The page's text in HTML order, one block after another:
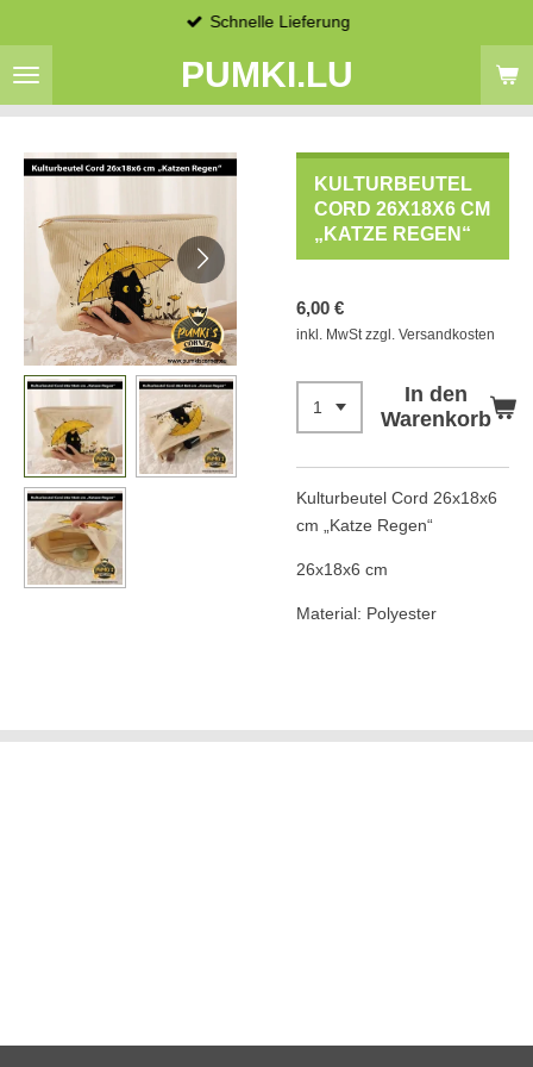
Hauptinhalt
springen
PUMKI.LU
Schnelle Lieferung
KULTURBEUTEL
CORD 26X18X6 CM
„KATZE REGEN“
6,00 €
inkl. MwSt zzgl. Versandkosten
In den
Warenkorb
Kulturbeutel Cord 26x18x6
cm „Katze Regen“
26x18x6 cm
Material: Polyester